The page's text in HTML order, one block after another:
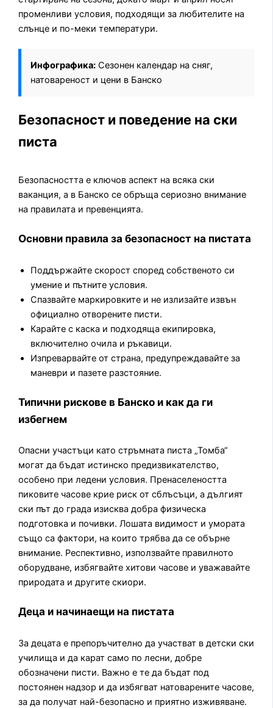
променливи условия, подходящи за любителите на
слънце и по-меки температури.
Инфографика: Сезонен календар на сняг,
натовареност и цени в Банско
Безопасност и поведение на ски
писта
Безопасността е ключов аспект на всяка ски
ваканция, а в Банско се обръща сериозно внимание
на правилата и превенцията.
Основни правила за безопасност на пистата
Поддържайте скорост според собственото си
умение и пътните условия.
Спазвайте маркировките и не излизайте извън
официално отворените писти.
Карайте с каска и подходяща екипировка,
включително очила и ръкавици.
Изпреварвайте от страна, предупреждавайте за
маневри и пазете разстояние.
Типични рискове в Банско и как да ги
избегнем
Опасни участъци като стръмната писта „Томба“
могат да бъдат истинско предизвикателство,
особено при ледени условия. Пренаселеността
пиковите часове крие риск от сблъсъци, а дългият
ски път до града изисква добра физическа
подготовка и почивки. Лошата видимост и умората
също са фактори, на които трябва да се обърне
внимание. Респективно, използвайте правилното
оборудване, избягвайте хитови часове и уважавайте
природата и другите скиори.
Деца и начинаещи на пистата
За децата е препоръчително да участват в детски ски
училища и да карат само по лесни, добре
обозначени писти. Важно е те да бъдат под
постоянен надзор и да избягват натоварените часове,
за да получат най-безопасно и приятно изживяване.